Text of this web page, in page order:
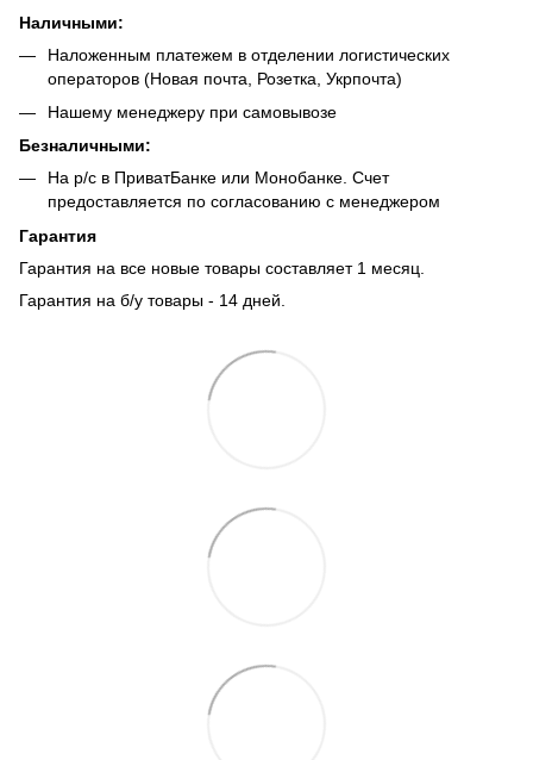
Наличными:
Наложенным платежем в отделении логистических
операторов (Новая почта, Розетка, Укрпочта)
Нашему менеджеру при самовывозе
Безналичными:
На р/с в ПриватБанке или Монобанке. Счет
предоставляется по согласованию с менеджером
Гарантия
Гарантия на все новые товары составляет 1 месяц.
Гарантия на б/у товары - 14 дней.